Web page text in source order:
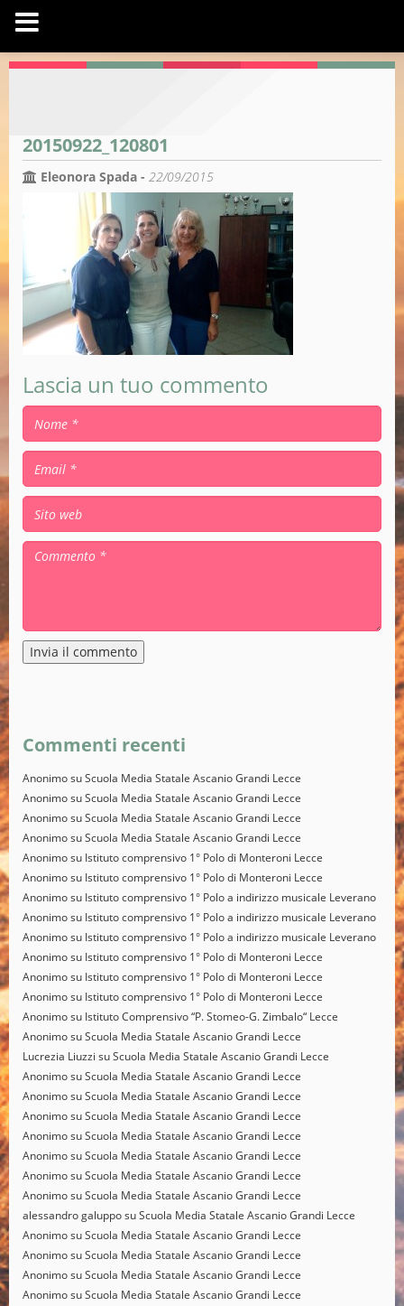
20150922_120801
Eleonora Spada - 22/09/2015
Lascia un tuo commento
Commenti recenti
AnonimosuScuola Media Statale Ascanio Grandi Lecce
AnonimosuScuola Media Statale Ascanio Grandi Lecce
AnonimosuScuola Media Statale Ascanio Grandi Lecce
AnonimosuScuola Media Statale Ascanio Grandi Lecce
Anonimosu Istituto comprensivo 1° Polo di Monteroni Lecce
Anonimosu Istituto comprensivo 1° Polo di Monteroni Lecce
Anonimosu Istituto comprensivo 1° Polo a indirizzo musicale Leverano
Anonimosu Istituto comprensivo 1° Polo a indirizzo musicale Leverano
Anonimosu Istituto comprensivo 1° Polo a indirizzo musicale Leverano
Anonimosu Istituto comprensivo 1° Polo di Monteroni Lecce
Anonimosu Istituto comprensivo 1° Polo di Monteroni Lecce
Anonimosu Istituto comprensivo 1° Polo di Monteroni Lecce
Anonimosu Istituto Comprensivo “P. Stomeo-G. Zimbalo“ Lecce
AnonimosuScuola Media Statale Ascanio Grandi Lecce
Lucrezia Liuzzi suScuola Media Statale Ascanio Grandi Lecce
AnonimosuScuola Media Statale Ascanio Grandi Lecce
AnonimosuScuola Media Statale Ascanio Grandi Lecce
AnonimosuScuola Media Statale Ascanio Grandi Lecce
AnonimosuScuola Media Statale Ascanio Grandi Lecce
AnonimosuScuola Media Statale Ascanio Grandi Lecce
AnonimosuScuola Media Statale Ascanio Grandi Lecce
AnonimosuScuola Media Statale Ascanio Grandi Lecce
alessandro galupposuScuola Media Statale Ascanio Grandi Lecce
AnonimosuScuola Media Statale Ascanio Grandi Lecce
AnonimosuScuola Media Statale Ascanio Grandi Lecce
AnonimosuScuola Media Statale Ascanio Grandi Lecce
AnonimosuScuola Media Statale Ascanio Grandi Lecce